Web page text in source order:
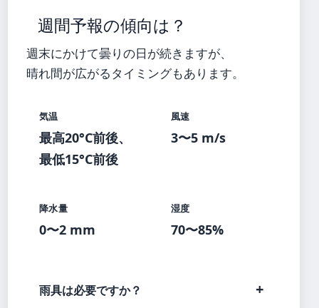
週間予報の傾向は？
週末にかけて曇りの日が続きますが、
晴れ間が広がるタイミングもあります。
気温
最高20°C前後、
最低15°C前後
風速
3〜5 m/s
降水量
0〜2 mm
湿度
70〜85%
雨具は必要ですか？